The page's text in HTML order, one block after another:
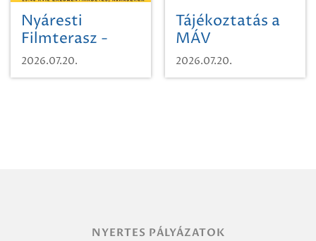
Nyáresti
Filmterasz -
Beugró a
Paradicsomba
2026.07.20.
Tájékoztatás a
MÁV
Pályaműködtetési
Zrt. Területi
2026.07.20.
NYERTES PÁLYÁZATOK